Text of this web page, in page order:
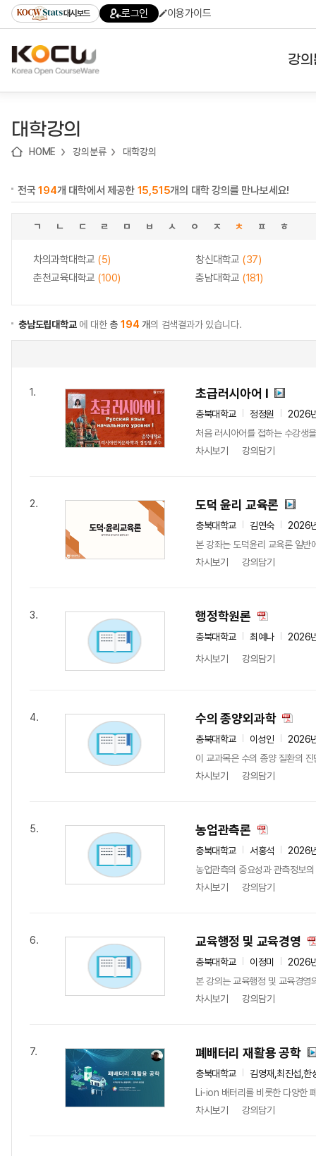
기
기
기
content)
가
대시보드 로그인 이용가이드
강
대학강의
HOME 강의분류 대학강의
전국194개 대학에서 제공한 15,515개의 대학 강의를 만나보세요!
ㄱ ㄴ ㄷ ㄹ ㅁ ㅂ ㅅ ㅇ ㅈ ㅊ ㅍ ㅎ
차의과학대학교 (5) 창신대학교 (37)
춘천교육대학교 (100) 충남대학교 (181)
충남도립대학교에 대한총194 개의 검색결과가 있습니다.
1. 초급러시아어 I
충북대학교 정정원
2026
처음 러시아어를 접하는 수강생
차시보기
강의담기
2. 도덕 윤리 교육론
충북대학교 김연숙
2026
본 강좌는 도덕윤리 교육론 일반
차시보기
강의담기
3. 행정학원론
충북대학교 최예나
2026
차시보기
강의담기
4. 수의 종양외과학
충북대학교 이성인
2026
이 교과목은 수의 종양 질환의
차시보기
강의담기
5. 농업관측론
충북대학교 서홍석
2026
농업관측의 중요성과 관측정보
차시보기
강의담기
6. 교육행정 및 교육경영
충북대학교 이정미
2026
본 강의는 교육행정 및 교육경영
차시보기
강의담기
7. 폐배터리 재활용 공학
충북대학교
김영재,최진섭,한
Li-ion 배터리를 비롯한 다양한
차시보기
강의담기